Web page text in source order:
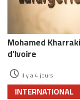
Mohamed
d’Ivoire
il y a 4 jours
INTERNATIONAL